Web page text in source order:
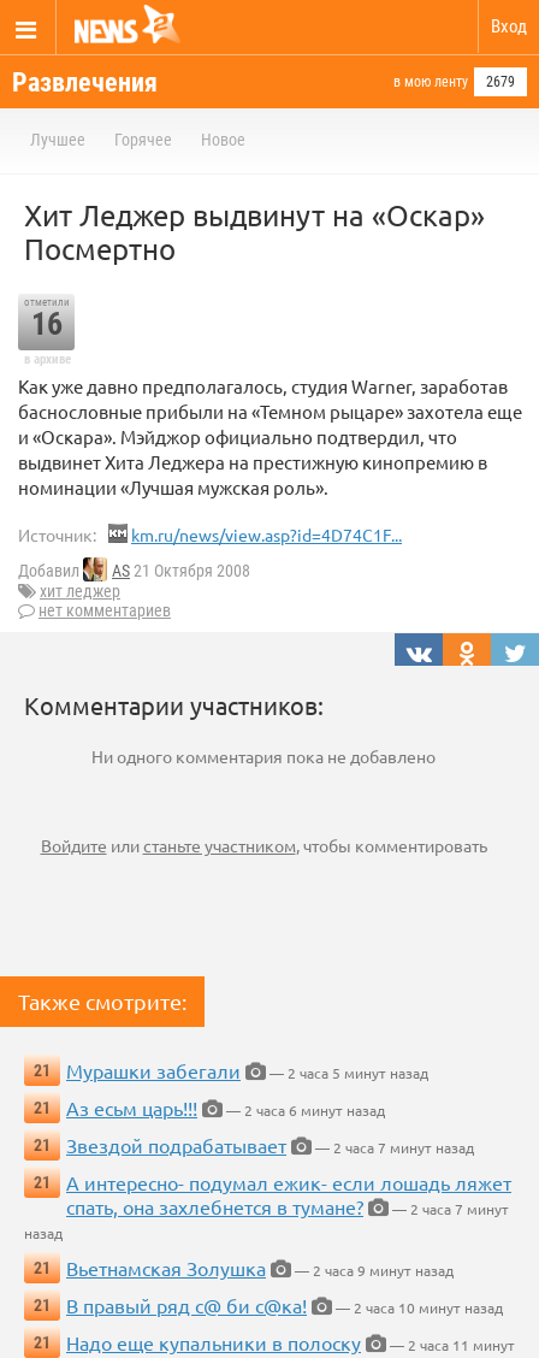
Вход
Развлечения в мою ленту 2679
Лучшее Горячее Новое
Хит Леджер выдвинут на «Оскар»
Посмертно
отметили
16
в архиве
Как уже давно предполагалось, студия Warner, заработав
баснословные прибыли на «Темном рыцаре» захотела еще
и «Оскара». Мэйджор официально подтвердил, что
выдвинет Хита Леджера на престижную кинопремию в
номинации «Лучшая мужская роль».
Источник: km.ru/news/view.asp?id=4D74C1F...
Добавил AS21 Октября 2008
хит леджер
нет комментариев
Комментарии участников:
Ни одного комментария пока не добавлено
Войдите илистаньте участником, чтобы комментировать
Также смотрите:
21 Мурашки забегали
— 2 часа 5 минут назад
21
Аз есьм царь!!!
— 2 часа 6 минут назад
21
Звездой подрабатывает
— 2 часа 7 минут назад
21
А интересно- подумал ежик- если лошадь ляжет
спать, она захлебнется в тумане?
— 2 часа 7 минут
назад
21
Вьетнамская Золушка
— 2 часа 9 минут назад
21
В правый ряд с@ би с@ка!
— 2 часа 10 минут назад
21
Надо еще купальники в полоску
— 2 часа 11 минут